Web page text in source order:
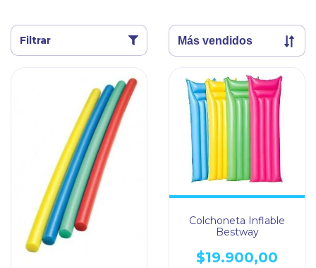
Filtrar
Colchoneta Inflable
Bestway
$19.900,00